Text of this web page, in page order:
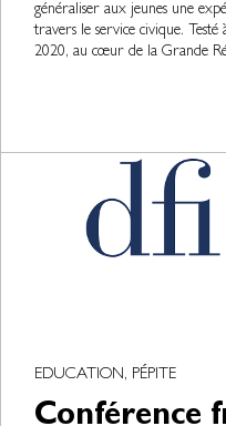
généraliser aux jeunes une
travers le service civique.
2020, au cœur de la Grande
EDUCATION, PÉPITE
Conférence